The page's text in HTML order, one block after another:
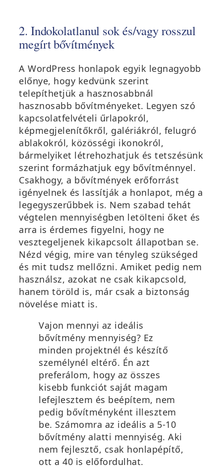
2. Indokolatlanul sok és/vagy rosszul
megírt bővítmények
A WordPress honlapok egyik legnagyobb
előnye, hogy kedvünk szerint
telepíthetjük a hasznosabbnál
hasznosabb bővítményeket. Legyen szó
kapcsolatfelvételi űrlapokról,
képmegjelenítőkről, galériákról, felugró
ablakokról, közösségi ikonokról,
bármelyiket létrehozhatjuk és tetszésünk
szerint formázhatjuk egy bővítménnyel.
Csakhogy, a bővítmények erőforrást
igényelnek és lassítják a honlapot, még a
legegyszerűbbek is. Nem szabad tehát
végtelen mennyiségben letölteni őket és
arra is érdemes figyelni, hogy ne
vesztegeljenek kikapcsolt állapotban se.
Nézd végig, mire van tényleg szükséged
és mit tudsz mellőzni. Amiket pedig nem
használsz, azokat ne csak kikapcsold,
hanem töröld is, már csak a biztonság
növelése miatt is.
Vajon mennyi az ideális
bővítmény mennyiség? Ez
minden projektnél és készítő
személynél eltérő. Én azt
preferálom, hogy az összes
kisebb funkciót saját magam
lefejlesztem és beépítem, nem
pedig bővítményként illesztem
be. Számomra az ideális a 5-10
bővítmény alatti mennyiség. Aki
nem fejlesztő, csak honlapépítő,
ott a 40 is előfordulhat.